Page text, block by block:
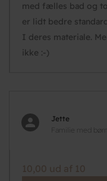
med fælles bad og
er lidt bedre
I deres materiale.
ikke :-)
Jette
Familie med
10,00 ud af 10